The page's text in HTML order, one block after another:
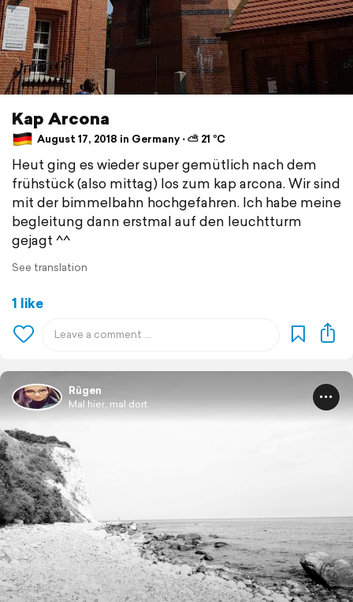
Kap Arcona
August 17, 2018 in Germany ⋅ ⛅ 21 °C
Heut ging es wieder super gemütlich nach dem
frühstück (also mittag) los zum kap arcona. Wir sind
mit der bimmelbahn hochgefahren. Ich habe meine
begleitung dann erstmal auf den leuchtturm
gejagt ^^
See translation
1 like
Rügen
Mal hier, mal dort